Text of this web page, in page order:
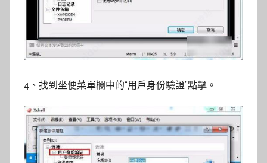
4、找到坐便菜單欄中的“用戶身份驗證”點擊。